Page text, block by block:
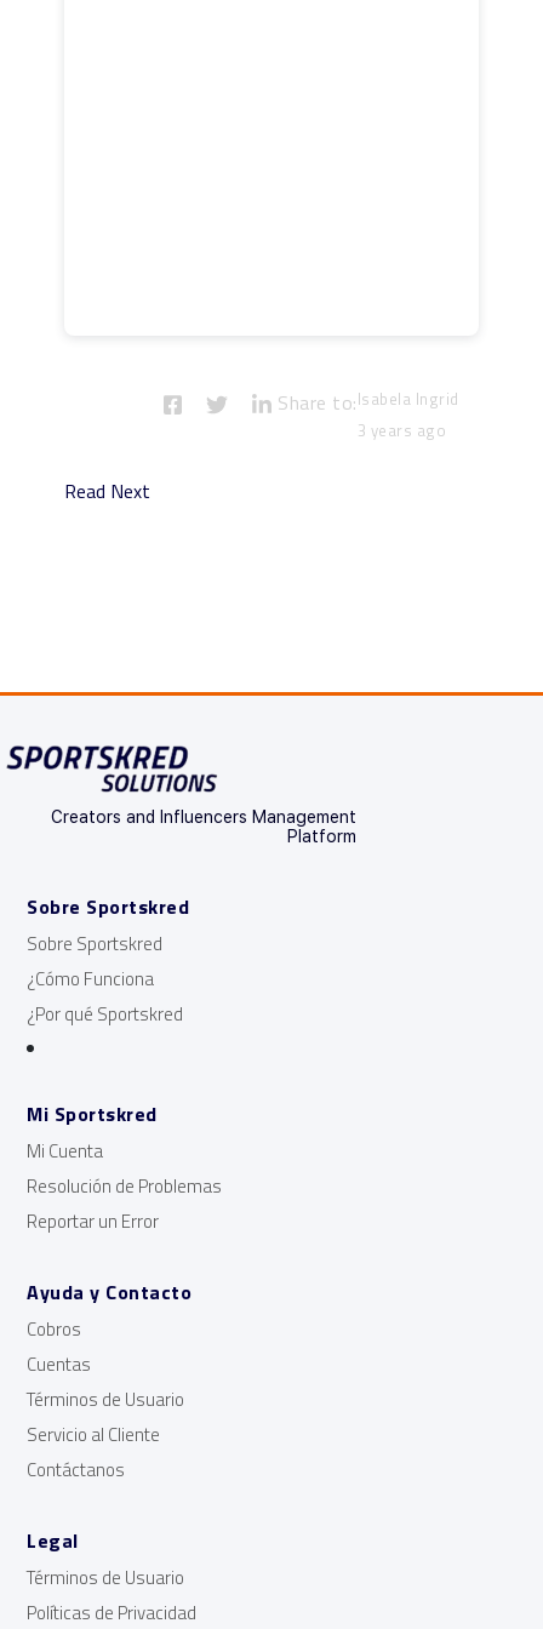
Isabela Ingrid
3 years ago
Share to:
Read Next
Creators and Influencers Management
Platform
Sobre Sportskred
Sobre Sportskred
¿Cómo Funciona
¿Por qué Sportskred
Mi Sportskred
Mi Cuenta
Resolución de Problemas
Reportar un Error
Ayuda y Contacto
Cobros
Cuentas
Términos de Usuario
Servicio al Cliente
Contáctanos
Legal
Términos de Usuario
Políticas de Privacidad